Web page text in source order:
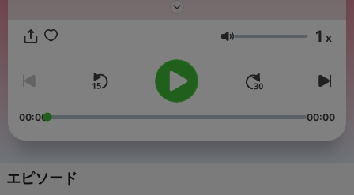
組への感想、MCへのメッセージは以下までお寄せください。
https://eggforward.co.jp/ ▼MC： 徳谷智史（エッグフォワード
後、アジア法人代表を経て、「未だない価値を創り出し、人が本
来持つ可能性を実現し合う世界を創る」べく、エッグフォワード
以上のトップ企業に対する企業変革コンサルティングを手掛ける
行う。個人向けには、2万人超のビジネスパーソンのキャリア支援
アづくりの教科書』等。 趣味はハンドボール・サウナ。 ▼サブ
MC： 野村高文 ▼制作 Podcast Studio Chronicle
音量 1 x
00:00 00:00
エピソード